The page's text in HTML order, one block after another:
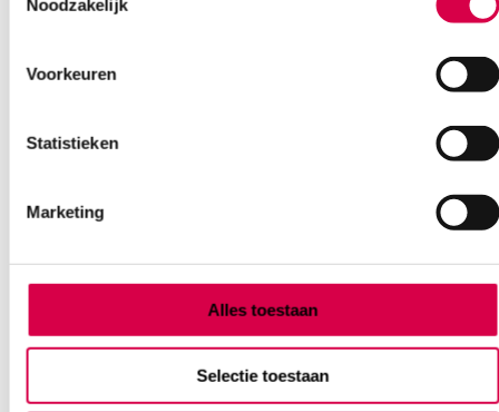
Noodzakelijk
Voorkeuren
Statistieken
Marketing
Alles toestaan
Selectie toestaan
Biopsie Punch, 6mm (10)
10 stuks, Ø 6mm, steriel